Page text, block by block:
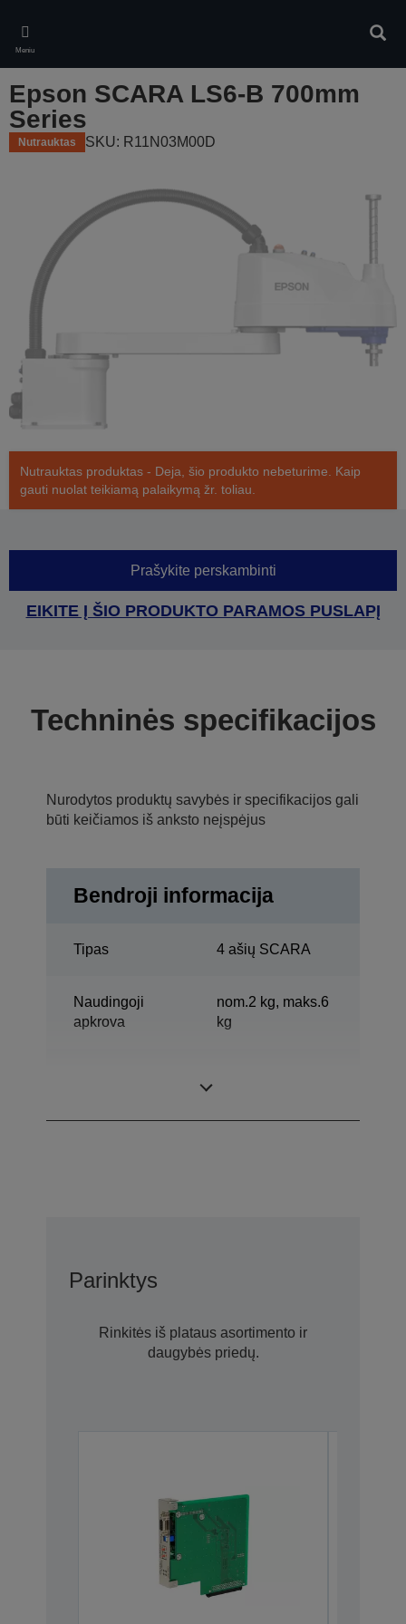
main
content
Meniu
Epson SCARA LS6-B 700mm
Series
Nutrauktas SKU: R11N03M00D
Nutrauktas produktas - Deja, šio produkto nebeturime. Kaip
gauti nuolat teikiamą palaikymą žr. toliau.
Prašykite perskambinti
EIKITE Į ŠIO PRODUKTO PARAMOS PUSLAPĮ
Techninės specifikacijos
Nurodytos produktų savybės ir specifikacijos gali
būti keičiamos iš anksto neįspėjus
Bendroji informacija
Tipas 4 ašių SCARA
Naudingoji
apkrova
nom.2 kg, maks.6
kg
Parinktys
Rinkitės iš plataus asortimento ir
daugybės priedų.